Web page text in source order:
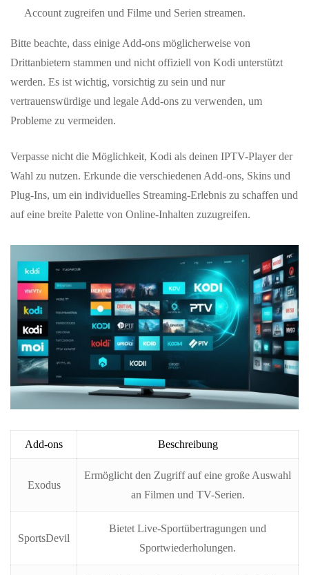
Account zugreifen und Filme und Serien streamen.
Bitte beachte, dass einige Add-ons möglicherweise von
Drittanbietern stammen und nicht offiziell von Kodi unterstützt
werden. Es ist wichtig, vorsichtig zu sein und nur
vertrauenswürdige und legale Add-ons zu verwenden, um
Probleme zu vermeiden.
Verpasse nicht die Möglichkeit, Kodi als deinen IPTV-Player der
Wahl zu nutzen. Erkunde die verschiedenen Add-ons, Skins und
Plug-Ins, um ein individuelles Streaming-Erlebnis zu schaffen und
auf eine breite Palette von Online-Inhalten zuzugreifen.
Add-ons Beschreibung
Exodus
Ermöglicht den Zugriff auf eine große Auswahl
an Filmen und TV-Serien.
SportsDevil
Bietet Live-Sportübertragungen und
Sportwiederholungen.